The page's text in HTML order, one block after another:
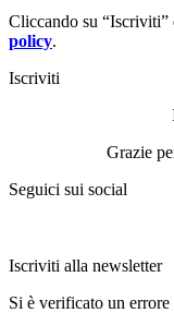
Cliccando su “Iscriviti”
policy.
Iscriviti
Grazie
Seguici sui social
Iscriviti alla newsletter
Si è verificato un